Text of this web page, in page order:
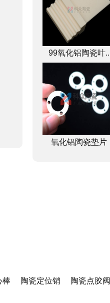
99氧化铝陶瓷叶..
氧化铝陶瓷垫片
棒 陶瓷定位销 陶瓷点胶阀